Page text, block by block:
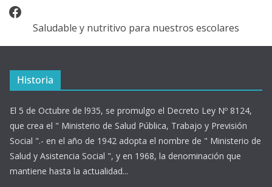
Facebook
Saludable y nutritivo para nuestros escolares
Historia
El 5 de Octubre de l935, se promulgo el Decreto Ley Nº 8124,
que crea el " Ministerio de Salud Pública, Trabajo y Previsión
Social ".- en el año de 1942 adopta el nombre de " Ministerio de
Salud y Asistencia Social ", y en 1968, la denominación que
mantiene hasta la actualidad...